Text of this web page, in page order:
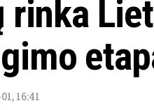
rinka
16:41